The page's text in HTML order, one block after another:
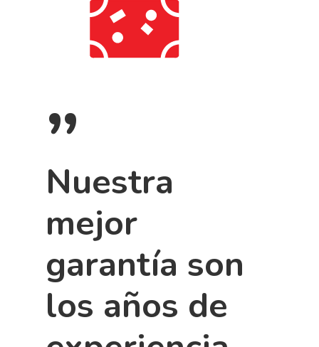
”
Nuestra
mejor
garantía son
los años de